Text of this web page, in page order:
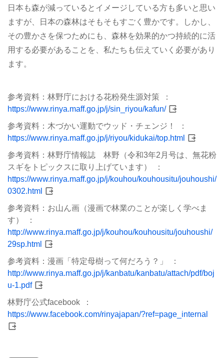
日本も森が減っているとイメージしている方も多いと思い
ますが、日本の森林はそもそもすごく豊かです。しかし、
その豊かさを保つためにも、森林を効果的かつ持続的に活
用する必要があることを、私たちも伝えていく必要があり
ます。
参考資料：林野庁における花粉発生源対策
https://www.rinya.maff.go.jp/j/sin_riyou/kafun/
参考資料：木づかい運動でウッド・チェンジ！
https://www.rinya.maff.go.jp/j/riyou/kidukai/top.html
参考資料：林野庁情報誌 林野（令和3年2月号は、無花粉
スギをトピックスに取り上げています）
https://www.rinya.maff.go.jp/j/kouhou/kouhousitu/jouhoushi/
0302.html
参考資料：お山ん画（漫画で林業のことが楽しく学べま
す）
http://www.rinya.maff.go.jp/j/kouhou/kouhousitu/jouhoushi/
29sp.html
参考資料：漫画「特定母樹って何だろう？」
http://www.rinya.maff.go.jp/j/kanbatu/kanbatu/attach/pdf/boj
u-1.pdf
林野庁公式facebook
https://www.facebook.com/rinyajapan/?ref=page_internal